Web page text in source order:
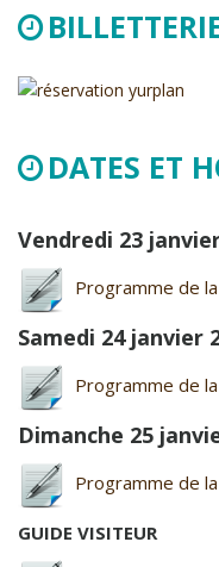
DATES ET
Vendredi 23
Programme de
Samedi 24 janvier
Programme de
Dimanche 25
Programme de
GUIDE VISITEUR